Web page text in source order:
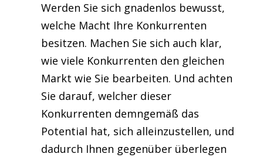
Werden Sie sich gnadenlos bewusst,
welche Macht Ihre Konkurrenten
besitzen. Machen Sie sich auch klar,
wie viele Konkurrenten den gleichen
Markt wie Sie bearbeiten. Und achten
Sie darauf, welcher dieser
Konkurrenten demngemäß das
Potential hat, sich alleinzustellen, und
dadurch Ihnen gegenüber überlegen